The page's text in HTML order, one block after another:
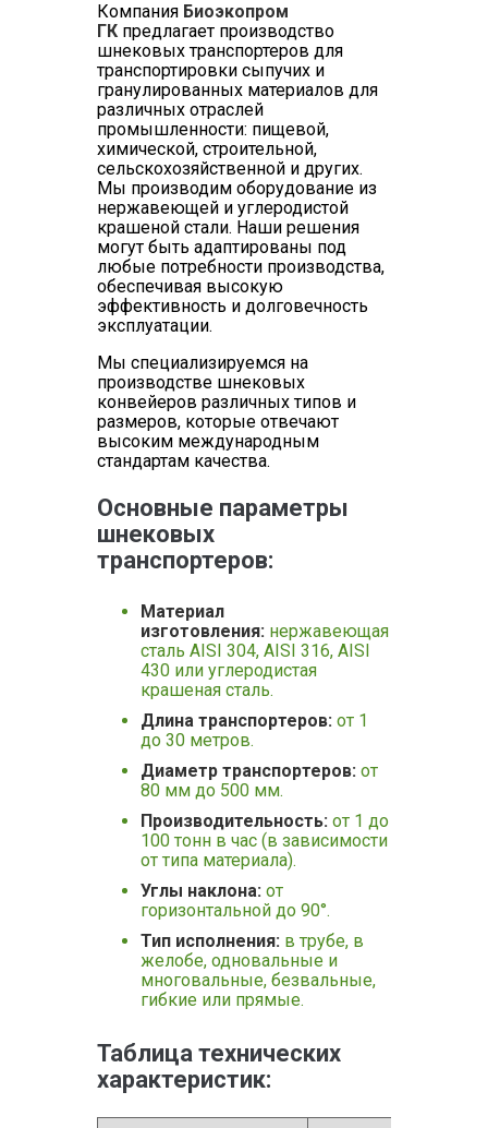
Компания Биоэкопром
ГК предлагает производство
шнековых транспортеров для
транспортировки сыпучих и
гранулированных материалов для
различных отраслей
промышленности: пищевой,
химической, строительной,
сельскохозяйственной и других.
Мы производим оборудование из
нержавеющей и углеродистой
крашеной стали. Наши решения
могут быть адаптированы под
любые потребности производства,
обеспечивая высокую
эффективность и долговечность
эксплуатации.
Мы специализируемся на
производстве шнековых
конвейеров различных типов и
размеров, которые отвечают
высоким международным
стандартам качества.
Основные параметры
шнековых
транспортеров:
Материал
изготовления: нержавеющая
сталь AISI 304, AISI 316, AISI
430 или углеродистая
крашеная сталь.
Длина транспортеров: от 1
до 30 метров.
Диаметр транспортеров: от
80 мм до 500 мм.
Производительность: от 1 до
100 тонн в час (в зависимости
от типа материала).
Углы наклона: от
горизонтальной до 90°.
Тип исполнения: в трубе, в
желобе, одновальные и
многовальные, безвальные,
гибкие или прямые.
Таблица технических
характеристик: